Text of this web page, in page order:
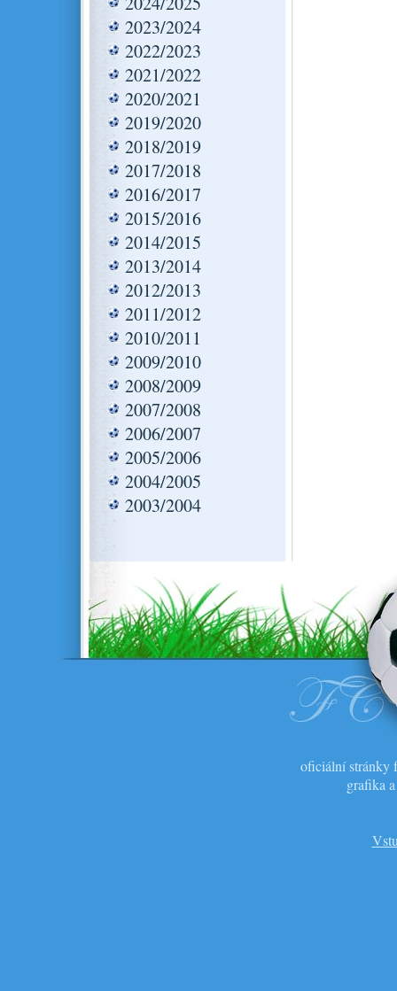
2023/2024
2022/2023
2021/2022
2020/2021
2019/2020
2018/2019
2017/2018
2016/2017
2015/2016
2014/2015
2013/2014
2012/2013
2011/2012
2010/2011
2009/2010
2008/2009
2007/2008
2006/2007
2005/2006
2004/2005
2003/2004
oficiální stránky
grafika